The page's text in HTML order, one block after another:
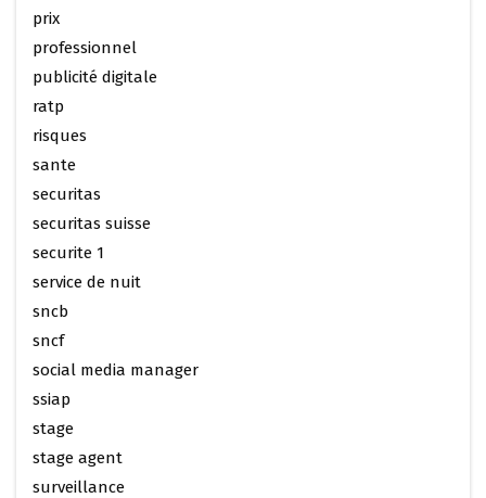
prix
professionnel
publicité digitale
ratp
risques
sante
securitas
securitas suisse
securite 1
service de nuit
sncb
sncf
social media manager
ssiap
stage
stage agent
surveillance